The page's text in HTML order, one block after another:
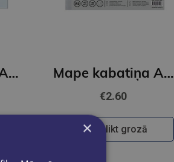
Mape kabatiņa A5, matēta, 40 mkr, 100 gab., Osiris Mape kabatiņa A5, glancēta, 40 mkr, 100 gab., Osiris
€2.60
Ielikt grozā
×